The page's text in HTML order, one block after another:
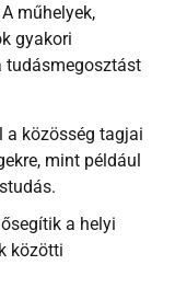
műhelyek,
gyakori
tudásmegosztást
a közösség tagjai
mint például
a helyi
közötti